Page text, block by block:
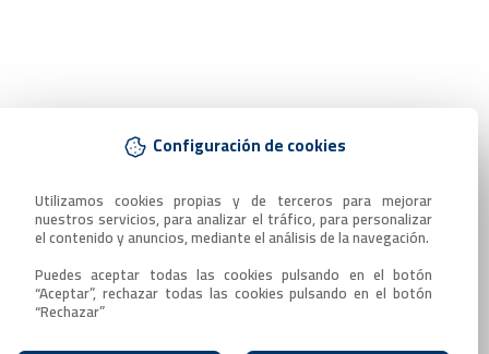
Configuración de cookies
Utilizamos cookies propias y de terceros para mejorar
nuestros servicios, para analizar el tráfico, para personalizar
el contenido y anuncios, mediante el análisis de la navegación.
Puedes aceptar todas las cookies pulsando en el botón
“Aceptar”, rechazar todas las cookies pulsando en el botón
“Rechazar”